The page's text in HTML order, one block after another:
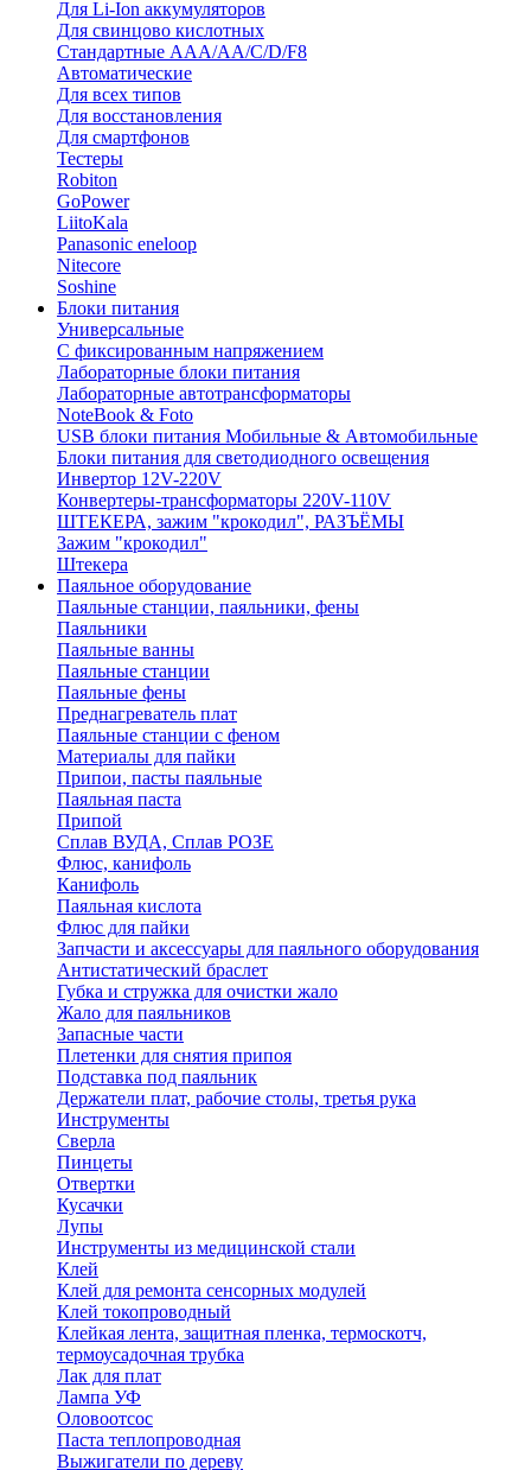
Для Li-Ion аккумуляторов
Для свинцово кислотных
Стандартные ААА/АА/С/D/F8
Автоматические
Для всех типов
Для восстановления
Для смартфонов
Тестеры
Robiton
GoPower
LiitoKala
Panasonic eneloop
Nitecore
Soshine
Блоки питания
Универсальные
C фиксированным напряжением
Лабораторные блоки питания
Лабораторные автотрансформаторы
NoteBook & Foto
USB блоки питания Мобильные & Автомобильные
Блоки питания для светодиодного освещения
Инвертор 12V-220V
Конвертеры-трансформаторы 220V-110V
ШТЕКЕРА, зажим "крокодил", РАЗЪЁМЫ
Зажим "крокодил"
Штекера
Паяльное оборудование
Паяльные станции, паяльники, фены
Паяльники
Паяльные ванны
Паяльные станции
Паяльные фены
Преднагреватель плат
Паяльные станции с феном
Материалы для пайки
Припои, пасты паяльные
Паяльная паста
Припой
Сплав ВУДА, Сплав РОЗЕ
Флюс, канифоль
Канифоль
Паяльная кислота
Флюс для пайки
Запчасти и аксессуары для паяльного оборудования
Антистатический браслет
Губка и стружка для очистки жало
Жало для паяльников
Запасные части
Плетенки для снятия припоя
Подставка под паяльник
Держатели плат, рабочие столы, третья рука
Инструменты
Сверла
Пинцеты
Отвертки
Кусачки
Лупы
Инструменты из медицинской стали
Клей
Клей для ремонта сенсорных модулей
Клей токопроводный
Клейкая лента, защитная пленка, термоскотч,
термоусадочная трубка
Лак для плат
Лампа УФ
Оловоотсос
Паста теплопроводная
Выжигатели по дереву